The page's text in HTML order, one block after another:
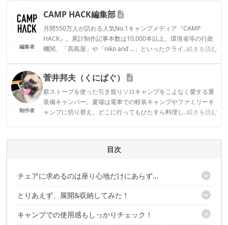
編集者
CAMP HACK編集部
月間550万人が訪れる人気No.1キャンプメディア『CAMP
HACK』。累計制作記事本数は10,000本以上。環境省等の行政
機関、「髙島屋」や「niko and ...」といったクライアントとの
...続きを読む
CAMP HACK編集部のプロフィール
制作者
菅井邦夫（くにぱぐ）
薪ストーブを使った引き籠りソロキャンプをこよなく愛する重
装備キャンパー。夏場は電車での軽装キャンプやファミリーキ
ャンプに切り替え。どこに行ってもひたすら料理して酒を飲む
...続きを読む
目次
チェアに求めるのは座り心地だけにあらず…
ディスクタイプのチェアはどうだろ？
とりあえず、展開&収納してみた！
展開たったの1秒ってホント？
キャンプでの使用感もしっかりチェック！